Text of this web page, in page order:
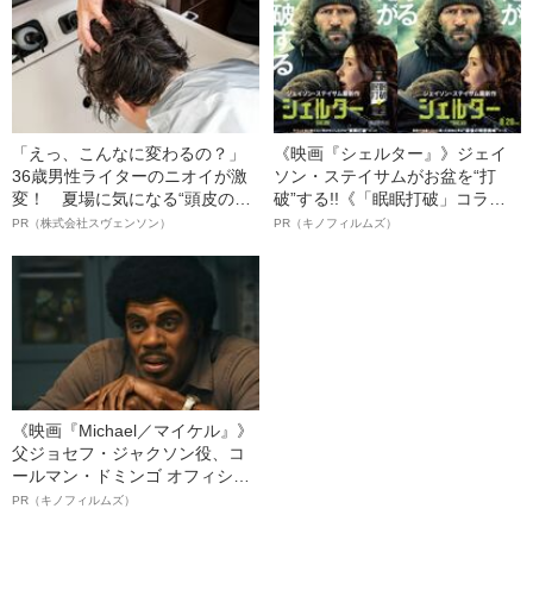
「えっ、こんなに変わるの？」
36歳男性ライターのニオイが激
変！ 夏場に気になる“頭皮のニ
オイ”や“ベタつき”を解消す
ト”が生み出した徹底ケアとは
PR（株式会社スヴェンソン）
《映画『シェルター』》ジェイ
ソン・ステイサムがお盆を“打
破”する!!《「眠眠打破」コラ
ボ》
PR（キノフィルムズ）
《映画『Michael／マイケル』》
父ジョセフ・ジャクソン役、コ
ールマン・ドミンゴ オフィシャ
ルインタビュー“観客を魅了した
PR（キノフィルムズ）